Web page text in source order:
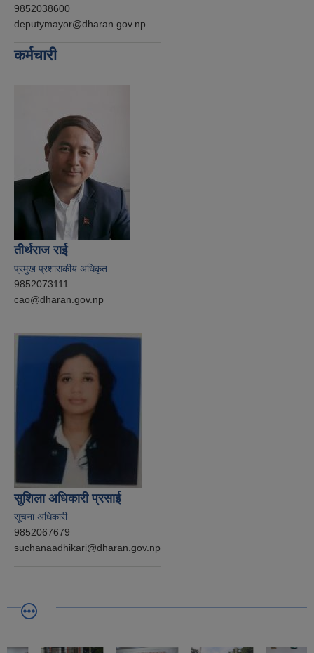
9852038600
deputymayor@dharan.gov.np
कर्मचारी
तीर्थराज राई
प्रमुख प्रशासकीय अधिकृत
9852073111
cao@dharan.gov.np
सुशिला अधिकारी प्रसाई
सूचना अधिकारी
9852067679
suchanaadhikari@dharan.gov.np